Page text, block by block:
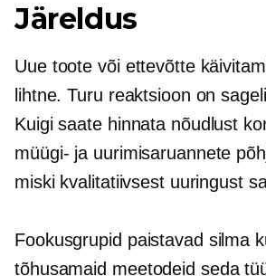
Järeldus
Uue toote või ettevõtte
lihtne. Turu reaktsioon on
Kuigi saate hinnata nõudlust
müügi- ja uurimisaruannete
miski kvalitatiivsest uuringust
Fookusgrupid paistavad silma
tõhusamaid meetodeid seda